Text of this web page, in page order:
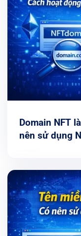
Domain NFT
nên sử dụng